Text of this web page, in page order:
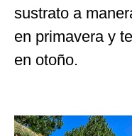
sustrato a
en primavera y
en otoño.